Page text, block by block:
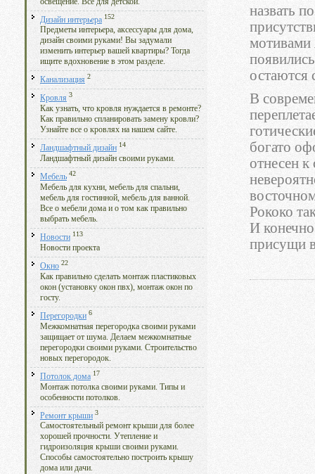
Дизайн интерьера 152
Предметы интерьера, аксессуары для дома,
дизайн своими руками! Вы задумали
изменить интерьер вашей квартиры? Тогда
ищите вдохновение в этом разделе.
Канализация 2
Кровля 3
Как узнать, что кровля нуждается в ремонте?
Как правильно спланировать замену кровли?
Узнайте все о кровлях на нашем сайте.
Ландшафтный дизайн 14
Ландшафтный дизайн своими руками.
Мебель 42
Мебель для кухни, мебель для спальни,
мебель для гостинной, мебель для ванной.
Все о мебели дома и о том как правильно
выбрать мебель.
Новости 113
Новости проекта
Окно 22
Как правильно сделать монтаж пластиковых
окон (установку окон пвх), монтаж окон по
госту.
Перегородки 6
Межкомнатная перегородка своими руками
защищает от шума. Делаем межкомнатные
перегородки своими руками. Строительство
новых перегородок.
Потолок дома 17
Монтаж потолка своими руками. Типы и
особенности потолков.
Ремонт крыши 3
Самостоятельный ремонт крыши для более
хорошей прочности. Утепление и
гидроизоляция крыши своими руками.
Способы самостоятельно построить крышу
дома или дачи.
назвать
мотивами
остаются
В
богато
отнесен к
Рококо
И
присущи